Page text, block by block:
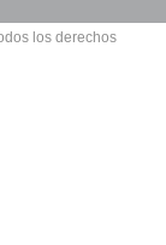
los derechos